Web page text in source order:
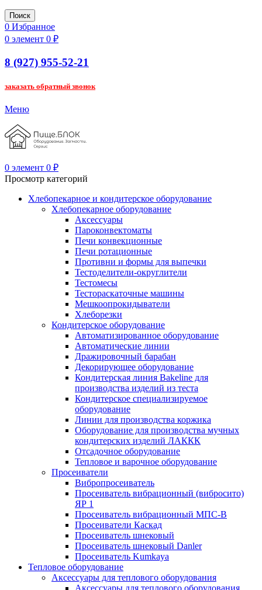
Поиск
0 Избранное
0 элемент 0 ₽
8 (927) 955-52-21
заказать обратный звонок
Меню
0 элемент 0 ₽
Просмотр категорий
Хлебопекарное и кондитерское оборудование
Хлебопекарное оборудование
Аксессуары
Пароконвектоматы
Печи конвекционные
Печи ротационные
Противни и формы для выпечки
Тестоделители-округлители
Тестомесы
Тестораскаточные машины
Мешкоопрокидыватели
Хлеборезки
Кондитерское оборудование
Автоматизированное оборудование
Автоматические линии
Дражировочный барабан
Декорирующее оборудование
Кондитерская линия Bakeline для
производства изделий из теста
Кондитерское специализируемое
оборудование
Линии для производства коржика
Оборудование для производства мучных
кондитерских изделий ЛАККК
Отсадочное оборудование
Тепловое и варочное оборудование
Просеиватели
Вибропросеиватель
Просеиватель вибрационный (вибросито)
ЯР 1
Просеиватель вибрационный МПС-В
Просеиватели Каскад
Просеиватель шнековый
Просеиватель шнековый Danler
Просеиватель Kumkaya
Тепловое оборудование
Аксессуары для теплового оборудования
Аксессуары для теплового оборудования